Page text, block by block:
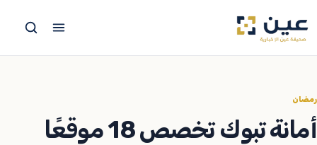
إلى
رمضان
أمانة تبوك تخصص 18 موقعًا